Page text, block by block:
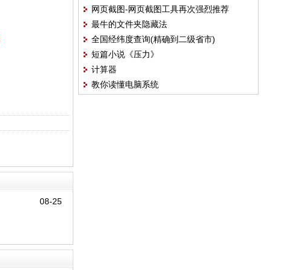
08-25
网页截图-网页截图工具再次强烈推荐
最牛的文件夹隐藏法
全国经纬度查询(精确到二级省市)
短篇小说《压力》
计算器
教你读懂电脑系统